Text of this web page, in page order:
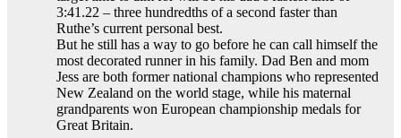
3:41.22 – three hundredths of a second faster than
Ruthe’s current personal best.
But he still has a way to go before he can call himself the
most decorated runner in his family. Dad Ben and mom
Jess are both former national champions who represented
New Zealand on the world stage, while his maternal
grandparents won European championship medals for
Great Britain.